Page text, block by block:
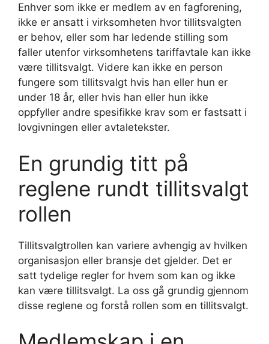
Enhver som ikke er medlem av en fagforening,
ikke er ansatt i virksomheten hvor tillitsvalgten
er behov, eller som har ledende stilling som
faller utenfor virksomhetens tariffavtale kan ikke
være tillitsvalgt. Videre kan ikke en person
fungere som tillitsvalgt hvis han eller hun er
under 18 år, eller hvis han eller hun ikke
oppfyller andre spesifikke krav som er fastsatt i
lovgivningen eller avtaletekster.
En grundig titt på
reglene rundt tillitsvalgt
rollen
Tillitsvalgtrollen kan variere avhengig av hvilken
organisasjon eller bransje det gjelder. Det er
satt tydelige regler for hvem som kan og ikke
kan være tillitsvalgt. La oss gå grundig gjennom
disse reglene og forstå rollen som en tillitsvalgt.